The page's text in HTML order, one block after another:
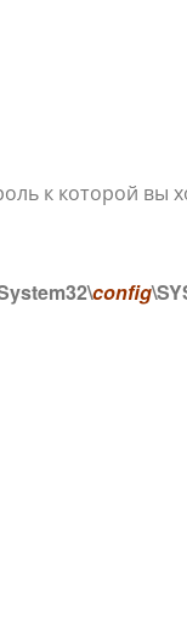
к которой вы
config